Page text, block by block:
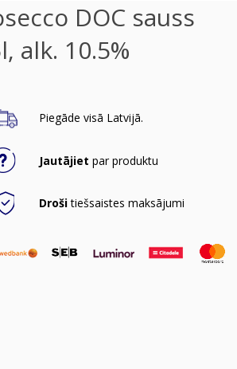
DOC sauss
alk. 10.5%
Piegāde visā Latvijā.
Jautājiet par produktu
Drošitiešsaistes maksājumi